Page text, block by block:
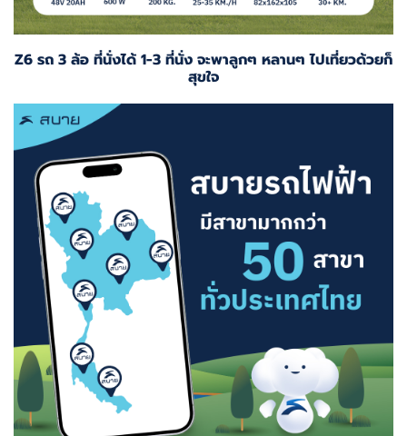
Z6 รถ 3 ล้อ ที่นั่งได้ 1-3 ที่นั่ง จะพาลูกๆ หลานๆ ไปเที่ยวด้วยก็
สุขใจ